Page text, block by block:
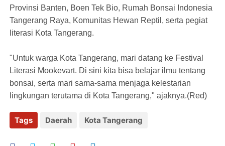
Provinsi Banten, Boen Tek Bio, Rumah Bonsai Indonesia
Tangerang Raya, Komunitas Hewan Reptil, serta pegiat
literasi Kota Tangerang.
"Untuk warga Kota Tangerang, mari datang ke Festival
Literasi Mookevart. Di sini kita bisa belajar ilmu tentang
bonsai, serta mari sama-sama menjaga kelestarian
lingkungan terutama di Kota Tangerang," ajaknya.(Red)
Tags Daerah Kota Tangerang